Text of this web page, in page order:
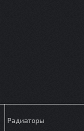
Радиаторы